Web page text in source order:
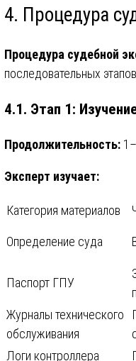
4. Процедура
Процедура судебной
последовательных
4.1. Этап 1:
Продолжительность:
Эксперт изучает:
Категория материалов
Определение суда
Паспорт ГПУ
Журналы технического
обслуживания
Логи контроллера